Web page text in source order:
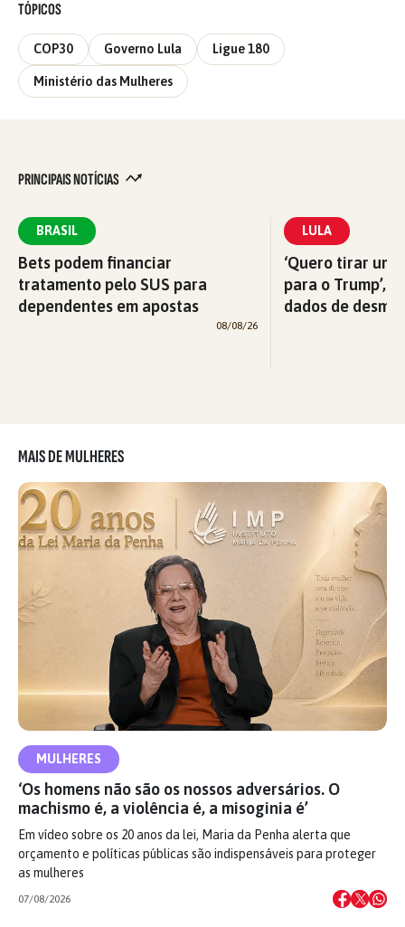
TÓPICOS
COP30 Governo Lula Ligue 180
Ministério das Mulheres
PRINCIPAIS NOTÍCIAS
BRASIL
Bets podem financiar
tratamento pelo SUS para
dependentes em apostas
08/08/26
LULA
‘Quero tirar
para o Trump’,
dados de
MAIS DE MULHERES
MULHERES
‘Os homens não são os nossos adversários. O
machismo é, a violência é, a misoginia é’
Em vídeo sobre os 20 anos da lei, Maria da Penha alerta que
orçamento e políticas públicas são indispensáveis para proteger
as mulheres
07/08/2026